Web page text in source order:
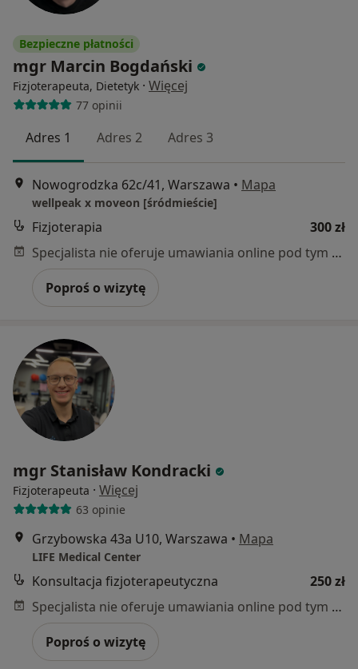
Bezpieczne płatności
mgr Marcin Bogdański
Fizjoterapeuta, Dietetyk · Więcej
77 opinii
Adres 1 Adres 2 Adres 3
Nowogrodzka 62c/41, Warszawa • Mapa
wellpeak x moveon [śródmieście]
Fizjoterapia
300 zł
Specjalista nie oferuje umawiania online pod tym adresem.
Poproś o wizytę
mgr Stanisław Kondracki
Fizjoterapeuta · Więcej
63 opinie
Grzybowska 43a U10, Warszawa • Mapa
LIFE Medical Center
Konsultacja fizjoterapeutyczna
250 zł
Specjalista nie oferuje umawiania online pod tym adresem.
Poproś o wizytę